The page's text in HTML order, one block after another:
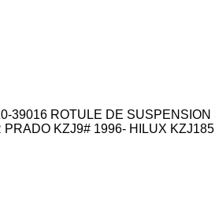
ROTULE DE
KZJ9# 1996- HILUX